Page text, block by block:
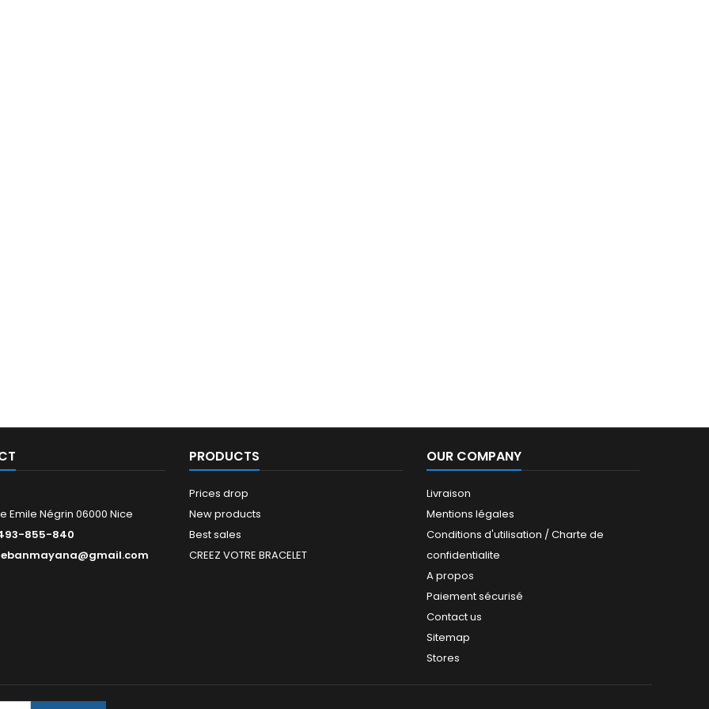
Emile Négrin 06000 Nice
855-840
PRODUCTS
Prices drop
New products
Best sales
CREEZ VOTRE BRACELET
OUR COMPANY
Livraison
Mentions légales
Conditions d'utilisation / Charte de
confidentialite
A propos
Paiement sécurisé
Contact us
Sitemap
Stores